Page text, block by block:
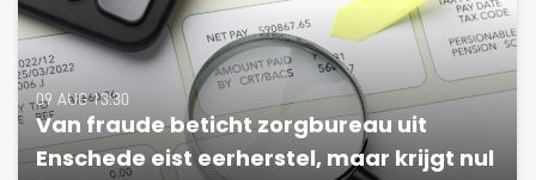
09 AUG 13:30
Van fraude beticht zorgbureau uit
Enschede eist eerherstel, maar krijgt nul